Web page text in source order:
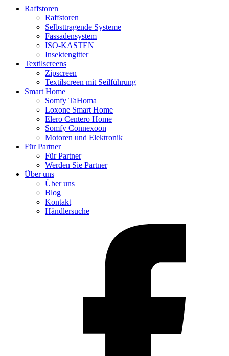
Raffstoren
Raffstoren
Selbsttragende Systeme
Fassadensystem
ISO-KASTEN
Insektengitter
Textilscreens
Zipscreen
Textilscreen mit Seilführung
Smart Home
Somfy TaHoma
Loxone Smart Home
Elero Centero Home
Somfy Connexoon
Motoren und Elektronik
Für Partner
Für Partner
Werden Sie Partner
Über uns
Über uns
Blog
Kontakt
Händlersuche